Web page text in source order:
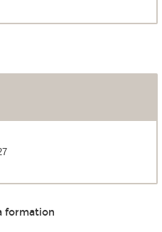
formation